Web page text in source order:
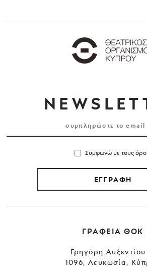
Συμφωνώ με τους
ΕΓΓΡΑΦΗ
ΓΡΑΦΕΙΑ ΘΟΚ
Γρηγόρη Αυξεντίου
1096, Λευκωσία,